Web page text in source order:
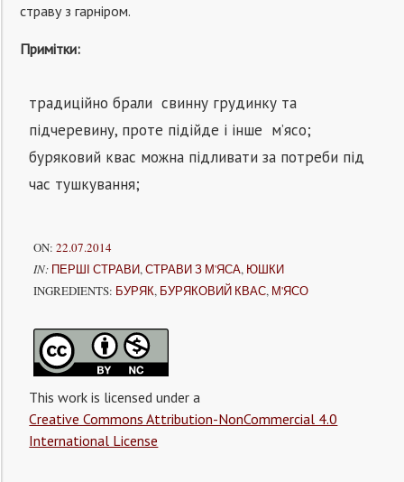
страву з гарніром.
Примітки:
традиційно брали свинну грудинку та
підчеревину, проте підійде і інше м’ясо;
буряковий квас можна підливати за потреби під
час тушкування;
ON: 22.07.2014
IN: ПЕРШІ СТРАВИ,СТРАВИ З М'ЯСА, ЮШКИ
INGREDIENTS: БУРЯК, БУРЯКОВИЙ КВАС, М'ЯСО
This work is licensed under a
Creative Commons Attribution-NonCommercial 4.0
International License